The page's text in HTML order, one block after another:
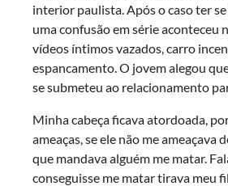
interior paulista. Após o caso ter
uma confusão em série aconteceu
vídeos íntimos vazados, carro
espancamento. O jovem alegou
se submeteu ao relacionamento
Minha cabeça ficava atordoada,
ameaças, se ele não me ameaçava
que mandava alguém me matar.
conseguisse me matar tirava meu